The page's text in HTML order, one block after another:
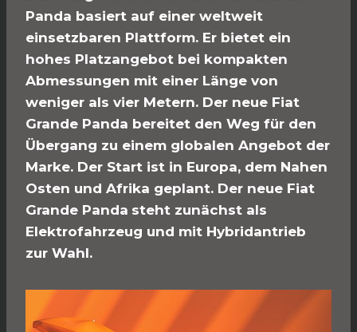
Panda basiert auf einer weltweit
einsetzbaren Plattform. Er bietet ein
hohes Platzangebot bei kompakten
Abmessungen mit einer Länge von
weniger als vier Metern. Der neue Fiat
Grande Panda bereitet den Weg für den
Übergang zu einem globalen Angebot der
Marke. Der Start ist in Europa, dem Nahen
Osten und Afrika geplant. Der neue Fiat
Grande Panda steht zunächst als
Elektrofahrzeug und mit Hybridantrieb
zur Wahl.